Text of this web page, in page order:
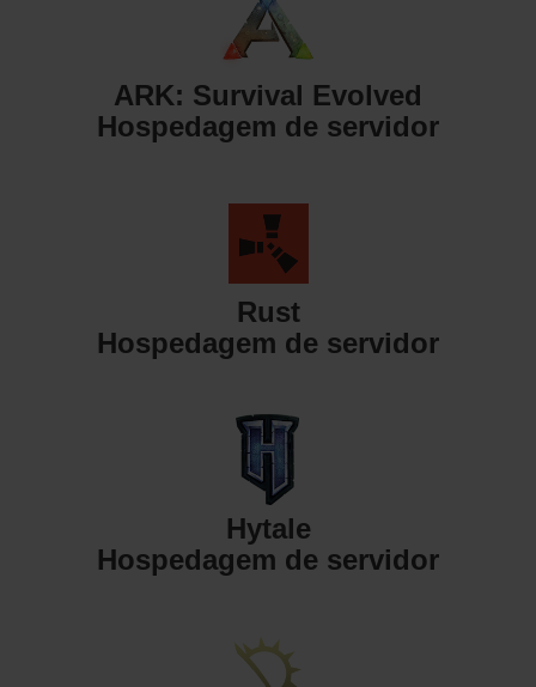
ARK: Survival Evolved
Hospedagem de servidor
Rust
Hospedagem de servidor
Hytale
Hospedagem de servidor